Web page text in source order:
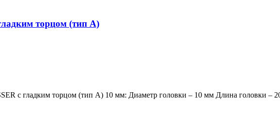
торцом (тип A)
с гладким торцом (тип А) 10 мм: Диаметр головки – 10 мм Длина головки –